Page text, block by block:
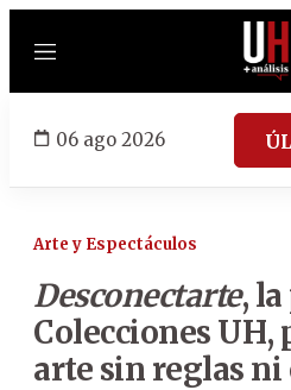
Menú
06 ago 2026
Arte y Espectáculos
Desconectarte,
Colecciones UH,
arte sin reglas